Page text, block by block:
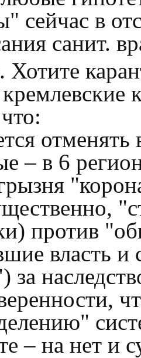
сейчас в
санит.
Хотите
– в 6
против
власть
за
– на нет и